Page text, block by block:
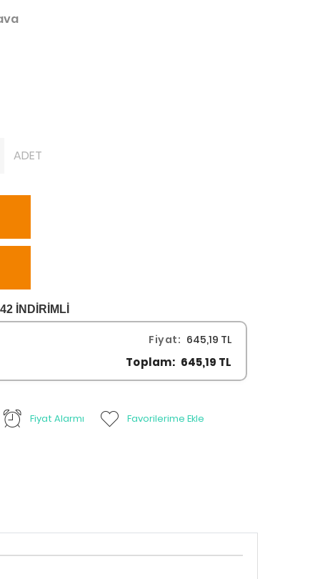
ADET
İNDİRİMLİ
Fiyat: 645,19 TL
Toplam: 645,19 TL
Fiyat Alarmı Favorilerime Ekle